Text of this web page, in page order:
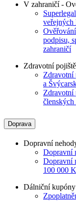
V zahraničí -
veřejných
podpisu,
zahraničí
Zdravotní
Zdravotní
a
Zdravotní
členských
Doprava
Dopravní
Dopravní
Dopravní
100 000
Dálniční